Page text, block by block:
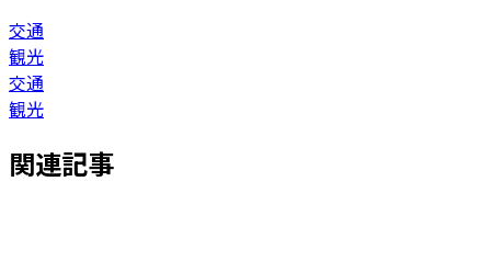
交通
観光
交通
観光
関連記事